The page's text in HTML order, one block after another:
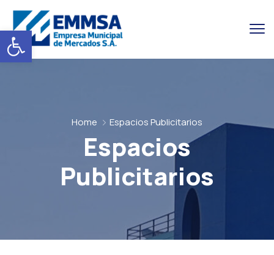
Abrir barra de herramientas
Home Espacios Publicitarios
Espacios
Publicitarios